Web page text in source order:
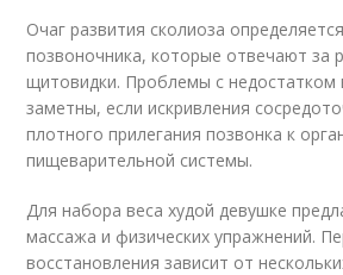
Очаг развития сколиоза
позвоночника, которые отвечают за
щитовидки. Проблемы с недостатком
заметны, если искривления
плотного прилегания позвонка к
пищеварительной системы.
Для набора веса худой девушке
массажа и физических упражнений.
восстановления зависит от